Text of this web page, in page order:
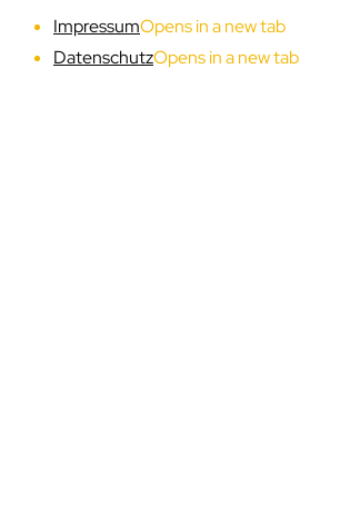
ImpressumOpens in a new tab
DatenschutzOpens in a new tab